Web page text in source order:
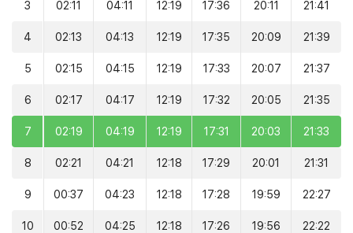
3 02:11 04:11 12:19 17:36 20:11 21:41
4 02:13 04:13 12:19 17:35 20:09 21:39
5 02:15 04:15 12:19 17:33 20:07 21:37
6 02:17 04:17 12:19 17:32 20:05 21:35
7 02:19 04:19 12:19 17:31 20:03 21:33
8 02:21 04:21 12:18 17:29 20:01 21:31
9 00:37 04:23 12:18 17:28 19:59 22:27
10 00:52 04:25 12:18 17:26 19:56 22:22